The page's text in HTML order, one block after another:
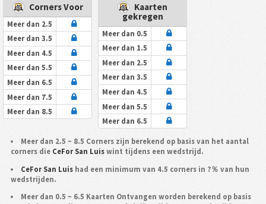
Corners Voor
Meer dan 2.5
Meer dan 3.5
Meer dan 4.5
Meer dan 5.5
Meer dan 6.5
Meer dan 7.5
Meer dan 8.5
Kaarten
gekregen
Meer dan 0.5
Meer dan 1.5
Meer dan 2.5
Meer dan 3.5
Meer dan 4.5
Meer dan 5.5
Meer dan 6.5
Meer dan 2.5 ~ 8.5 Corners zijn berekend op basis van het aantal
corners die CeFor San Luiswint tijdens een wedstrijd.
CeFor San Luis had een minimum van 4.5 corners in ?％ van hun
wedstrijden.
Meer dan 0.5 ~ 6.5 Kaarten Ontvangen worden berekend op basis